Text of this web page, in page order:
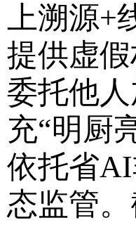
上溯源
提供虚
委托他
充“明厨
依托省
态监管